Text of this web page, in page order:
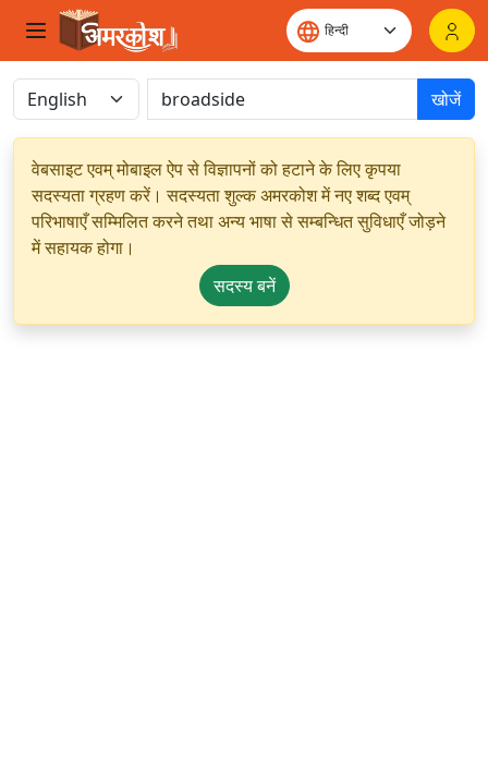
खोजें
वेबसाइट एवम् मोबाइल ऐप से विज्ञापनों को हटाने के लिए कृपया
सदस्यता ग्रहण करें। सदस्यता शुल्क अमरकोश में नए शब्द एवम्
परिभाषाएँ सम्मिलित करने तथा अन्य भाषा से सम्बन्धित सुविधाएँ जोड़ने
में सहायक होगा।
सदस्य बनें